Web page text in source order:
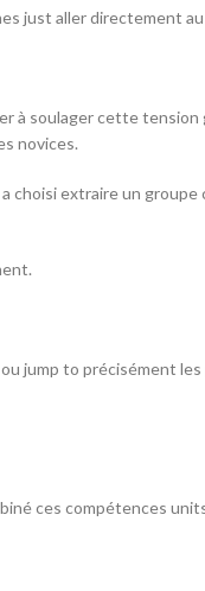
just aller directement
à soulager cette
novices.
choisi extraire un
jump to précisément
ces compétences